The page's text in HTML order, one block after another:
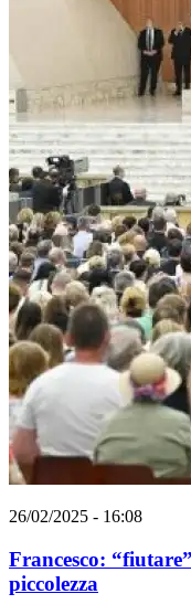
26/02/2025 - 16:08
Francesco:
piccolezza